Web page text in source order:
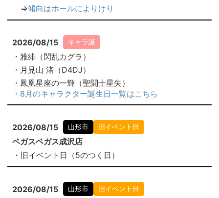
⇒傾向はホールによりけり
2026/08/15 キャラ誕
・雅緋（閃乱カグラ）
・月見山 渚（D4DJ）
・鳳凰星座の一輝（聖闘士星矢）
・8月のキャラクター誕生日一覧はこちら
2026/08/15 山形市 旧イベント日
ベガスベガス成沢店
・旧イベント日（5のつく日）
2026/08/15 山形市 旧イベント日